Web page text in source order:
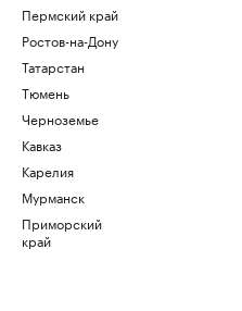
Пермский край
Ростов-на-Дону
Татарстан
Тюмень
Черноземье
Кавказ
Карелия
Мурманск
Приморский
край